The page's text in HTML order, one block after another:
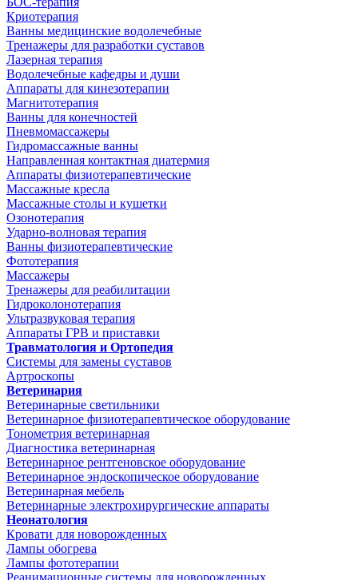
Криотерапия
Ванны медицинские водолечебные
Тренажеры для разработки суставов
Лазерная терапия
Водолечебные кафедры и души
Аппараты для кинезотерапии
Магнитотерапия
Ванны для конечностей
Пневмомассажеры
Гидромассажные ванны
Направленная контактная диатермия
Аппараты физиотерапевтические
Массажные кресла
Массажные столы и кушетки
Озонотерапия
Ударно-волновая терапия
Ванны физиотерапевтические
Фототерапия
Массажеры
Тренажеры для реабилитации
Гидроколонотерапия
Ультразвуковая терапия
Аппараты ГРВ и приставки
Травматология и Ортопедия
Системы для замены суставов
Артроскопы
Ветеринария
Ветеринарные светильники
Ветеринарное физиотерапевтическое оборудование
Тонометрия ветеринарная
Диагностика ветеринарная
Ветеринарное рентгеновское оборудование
Ветеринарное эндоскопическое оборудование
Ветеринарная мебель
Ветеринарные электрохирургические аппараты
Неонатология
Кровати для новорожденных
Лампы обогрева
Лампы фототерапии
Реанимационные системы для новорожденных